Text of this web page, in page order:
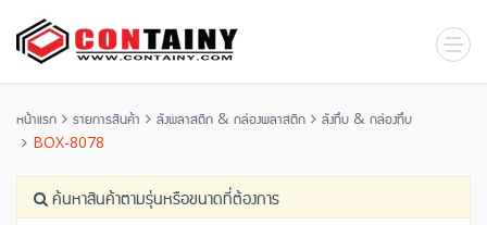
หน้าแรก รายการสินค้า ลังพลาสติก & กล่องพลาสติก
ลังทึบ & กล่องทึบ
BOX-8078
ค้นหาสินค้าตามรุ่นหรือขนาดที่ต้องการ